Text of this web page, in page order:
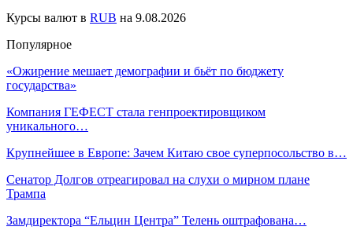
Курсы валют в RUB на 9.08.2026
Популярное
«Ожирение мешает демографии и бьёт по бюджету
государства»
Компания ГЕФЕСТ стала генпроектировщиком
уникального…
Крупнейшее в Европе: Зачем Китаю свое суперпосольство в…
Сенатор Долгов отреагировал на слухи о мирном плане
Трампа
Замдиректора “Ельцин Центра” Телень оштрафована…